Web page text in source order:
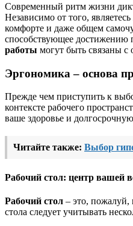
Современный ритм жизни
Независимо от того,
комфорте и даже общем
способствующее достижению
работы могут быть связаны с
Эргономика – основа
Прежде чем приступить к
контексте рабочего
ваше здоровье и
Читайте также: Выбор
Рабочий стол: центр вашей
Рабочий стол – это, пожалуй,
стола следует учитывать